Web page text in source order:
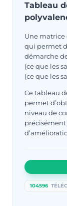
Tableau
Une matrice
qui permet
démarche
(ce que les
(ce que les
Ce tableau
permet
niveau de
précisément
104596